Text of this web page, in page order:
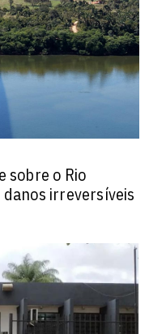
sobre o Rio
irreversíveis